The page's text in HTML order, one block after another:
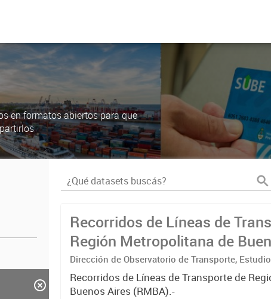
en formatos abiertos para que
Recorridos de Líneas de
Región Metropolitana de
(RMBA)
Dirección de Observatorio de Transporte,
Recorridos de Líneas de Transporte de
Buenos Aires (RMBA).-